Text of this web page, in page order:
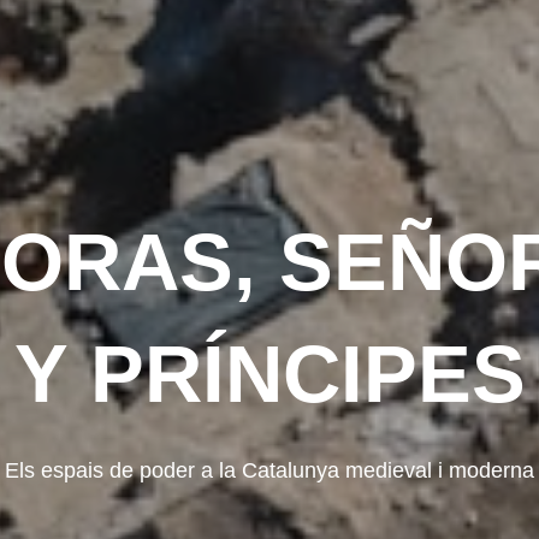
Y PRÍNCIPES
Els espais de poder a la Catalunya medieval i moderna